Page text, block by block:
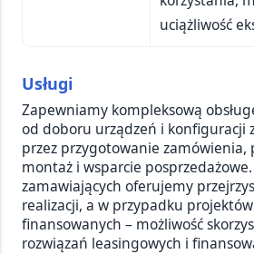
uciążliwość
Usługi
Zapewniamy kompleksową
od doboru urządzeń i konfiguracji
przez przygotowanie zamówienia,
montaż i wsparcie
zamawiających oferujemy
realizacji, a w przypadku projektów
finansowanych – możliwość
rozwiązań leasingowych i